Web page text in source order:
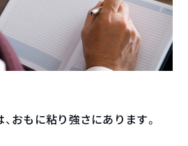
おもに粘り強さにあります。